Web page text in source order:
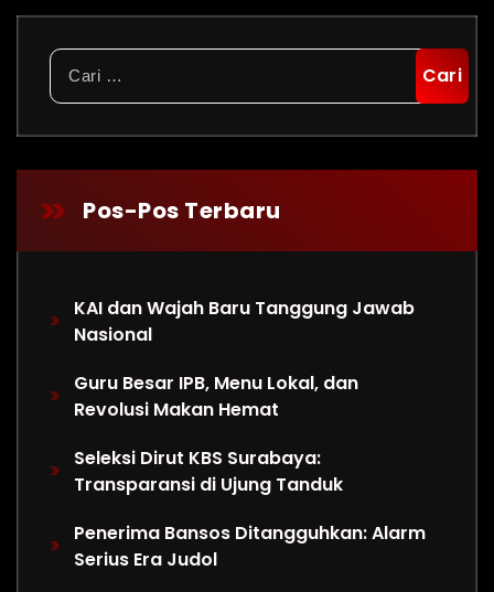
Cari
untuk:
Pos-Pos Terbaru
KAI dan Wajah Baru Tanggung Jawab
Nasional
Guru Besar IPB, Menu Lokal, dan
Revolusi Makan Hemat
Seleksi Dirut KBS Surabaya:
Transparansi di Ujung Tanduk
Penerima Bansos Ditangguhkan: Alarm
Serius Era Judol